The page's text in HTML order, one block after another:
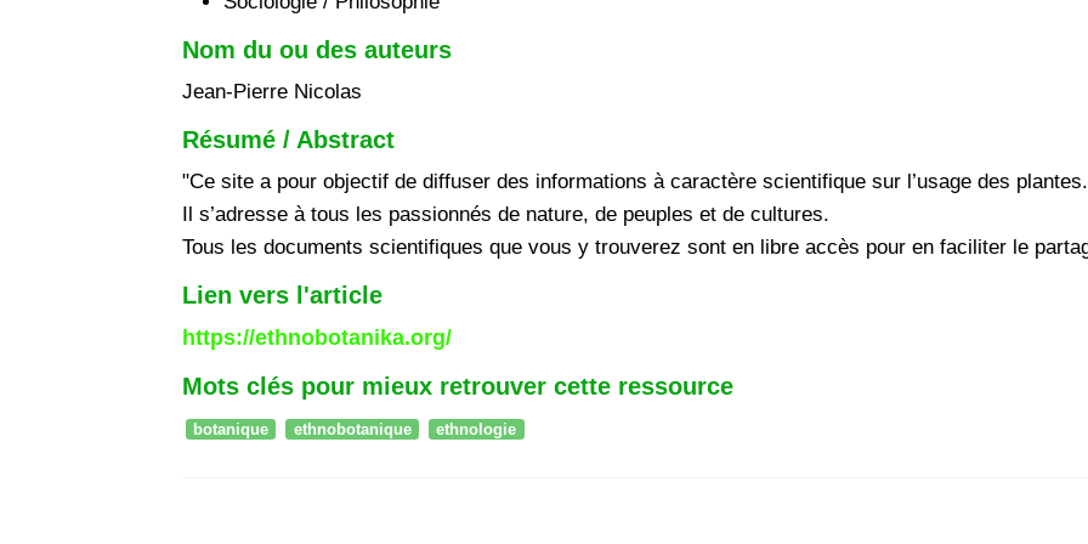
Nom du ou des auteurs
Jean-Pierre Nicolas
Résumé / Abstract
"Ce site a pour objectif de diffuser des informations à caractère scientifique sur l’usage des plantes.
Il s’adresse à tous les passionnés de nature, de peuples et de cultures.
Tous les documents scientifiques que vous y trouverez sont en libre accès pour en faciliter le
Lien vers l'article
https://ethnobotanika.org/
Mots clés pour mieux retrouver cette ressource
botanique ethnobotanique ethnologie